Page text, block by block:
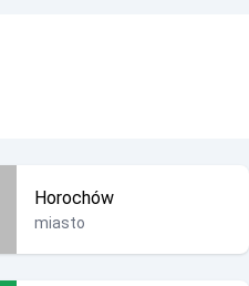
Horochów
miasto